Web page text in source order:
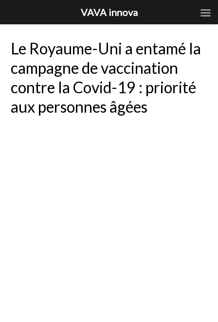
Le Royaume-Uni a entamé la
campagne de vaccination
contre la Covid-19 : priorité
aux personnes âgées
VAVA innova